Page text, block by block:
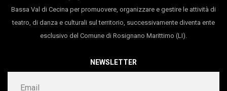
durata 30’
Bassa Val di Cecina per promuovere, organizzare e gestire le attività di
teatro, di danza e culturali sul territorio, successivamente diventa ente
esclusivo del Comune di Rosignano Marittimo (LI).
NEWSLETTER